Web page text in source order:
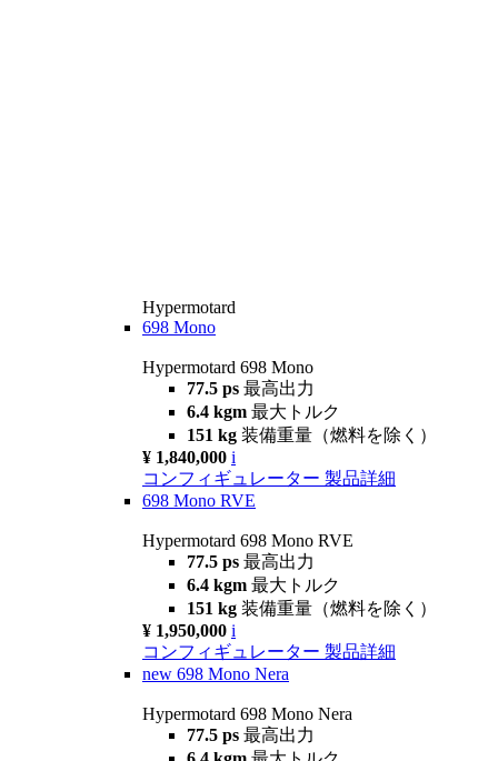
Hypermotard
698 Mono
Hypermotard 698 Mono
77.5 ps 最高出力
6.4 kgm 最大トルク
151 kg 装備重量（燃料を除く）
¥ 1,840,000 i
コンフィギュレーター 製品詳細
698 Mono RVE
Hypermotard 698 Mono RVE
77.5 ps 最高出力
6.4 kgm 最大トルク
151 kg 装備重量（燃料を除く）
¥ 1,950,000 i
コンフィギュレーター 製品詳細
new 698 Mono Nera
Hypermotard 698 Mono Nera
77.5 ps 最高出力